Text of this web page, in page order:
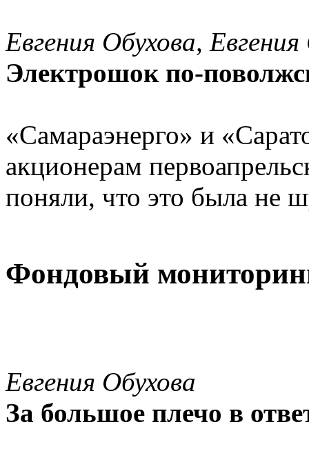
Евгения Обухова,
Электрошок по-
«Самараэнерго» и
акционерам
поняли, что это была не
Фондовый
Евгения Обухова
За большое плечо в